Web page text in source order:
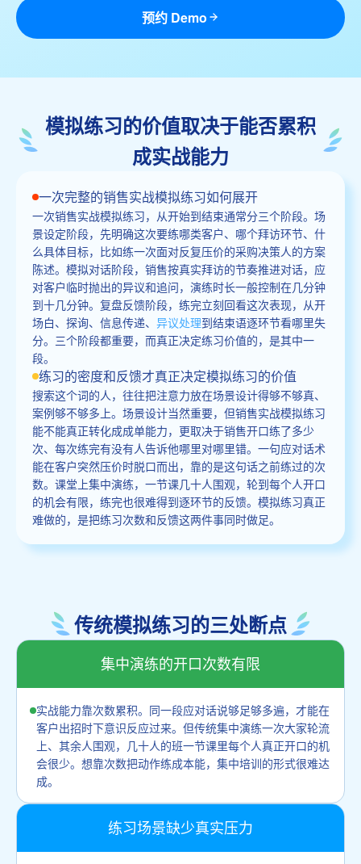
预约 Demo
模拟练习的价值取决于能否累积
成实战能力
一次完整的销售实战模拟练习如何展开
一次销售实战模拟练习，从开始到结束通常分三个阶段。场
景设定阶段，先明确这次要练哪类客户、哪个拜访环节、什
么具体目标，比如练一次面对反复压价的采购决策人的方案
陈述。模拟对话阶段，销售按真实拜访的节奏推进对话，应
对客户临时抛出的异议和追问，演练时长一般控制在几分钟
到十几分钟。复盘反馈阶段，练完立刻回看这次表现，从开
场白、探询、信息传递、 异议处理到结束语逐环节看哪里失
分。三个阶段都重要，而真正决定练习价值的，是其中一
段。
练习的密度和反馈才真正决定模拟练习的价值
搜索这个词的人，往往把注意力放在场景设计得够不够真、
案例够不够多上。场景设计当然重要，但销售实战模拟练习
能不能真正转化成成单能力，更取决于销售开口练了多少
次、每次练完有没有人告诉他哪里对哪里错。一句应对话术
能在客户突然压价时脱口而出，靠的是这句话之前练过的次
数。课堂上集中演练，一节课几十人围观，轮到每个人开口
的机会有限，练完也很难得到逐环节的反馈。模拟练习真正
难做的，是把练习次数和反馈这两件事同时做足。
传统模拟练习的三处断点
集中演练的开口次数有限
实战能力靠次数累积。同一段应对话说够足够多遍，才能在
客户出招时下意识反应过来。但传统集中演练一次大家轮流
上、其余人围观，几十人的班一节课里每个人真正开口的机
会很少。想靠次数把动作练成本能，集中培训的形式很难达
成。
练习场景缺少真实压力